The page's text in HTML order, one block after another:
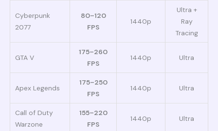
Cyberpunk
2077
80–120
FPS
1440p
Ultra +
Ray
Tracing
GTA V
175–260
FPS
1440p Ultra
Apex Legends
175–250
FPS
1440p Ultra
Call of Duty
Warzone
155–220
FPS
1440p Ultra